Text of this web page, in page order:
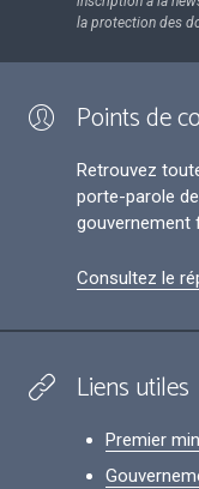
la protection des
Points de
Retrouvez
porte-parole
gouvernement
Consultez le
Liens utiles
Premier